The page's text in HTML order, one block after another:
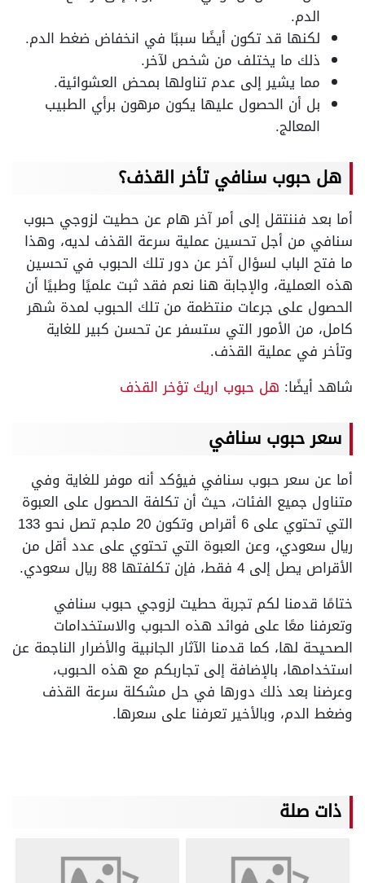
الدم.
لكنها قد تكون أيضًا سببًا في انخفاض ضغط الدم.
ذلك ما يختلف من شخص لآخر.
مما يشير إلى عدم تناولها بمحض العشوائية.
بل أن الحصول عليها يكون مرهون برأي الطبيب
المعالج.
هل حبوب سنافي تأخر القذف؟
أما بعد فننتقل إلى أمر آخر هام عن حطيت لزوجي حبوب
سنافي من أجل تحسين عملية سرعة القذف لديه، وهذا
ما فتح الباب لسؤال آخر عن دور تلك الحبوب في تحسين
هذه العملية، والإجابة هنا نعم فقد ثبت علميًا وطبيًا أن
الحصول على جرعات منتظمة من تلك الحبوب لمدة شهر
كامل، من الأمور التي ستسفر عن تحسن كبير للغاية
وتأخر في عملية القذف.
شاهد أيضًا: هل حبوب اريك تؤخر القذف
سعر حبوب سنافي
أما عن سعر حبوب سنافي فيؤكد أنه موفر للغاية وفي
متناول جميع الفئات، حيث أن تكلفة الحصول على العبوة
التي تحتوي على 6 أقراص وتكون 20 ملجم تصل نحو 133
ريال سعودي، وعن العبوة التي تحتوي على عدد أقل من
الأقراص يصل إلى 4 فقط، فإن تكلفتها 88 ريال سعودي.
ختامًا قدمنا لكم تجربة حطيت لزوجي حبوب سنافي
وتعرفنا معًا على فوائد هذه الحبوب والاستخدامات
الصحيحة لها، كما قدمنا الآثار الجانبية والأضرار الناجمة عن
استخدامها، بالإضافة إلى تجاربكم مع هذه الحبوب،
وعرضنا بعد ذلك دورها في حل مشكلة سرعة القذف
وضغط الدم، وبالأخير تعرفنا على سعرها.
ذات صلة